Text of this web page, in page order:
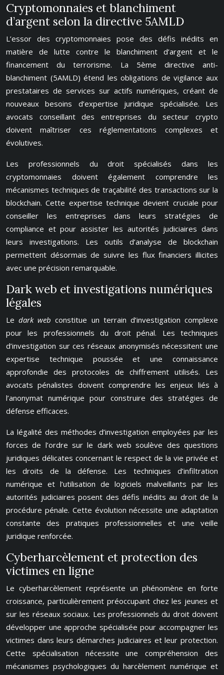
Cryptomonnaies et blanchiment
d’argent selon la directive 5AMLD
L’essor des cryptomonnaies pose des défis inédits en
matière de lutte contre le blanchiment d’argent et le
financement du terrorisme. La 5ème directive anti-
blanchiment (5AMLD) étend les obligations de vigilance aux
prestataires de services sur actifs numériques, créant de
nouveaux besoins d’expertise juridique spécialisée. Les
avocats conseillant des entreprises du secteur crypto
doivent maîtriser ces réglementations complexes et
évolutives.
Les professionnels du droit spécialisés dans les
cryptomonnaies doivent également comprendre les
mécanismes techniques de traçabilité des transactions sur la
blockchain. Cette expertise technique devient cruciale pour
conseiller les entreprises dans leurs stratégies de
compliance et pour assister les autorités judiciaires dans
leurs investigations. Les outils d’analyse de blockchain
permettent désormais de suivre les flux financiers illicites
avec une précision remarquable.
Dark web et investigations numériques
légales
Ledark web constitue un terrain d’investigation complexe
pour les professionnels du droit pénal. Les techniques
d’investigation sur ces réseaux anonymisés nécessitent une
expertise technique poussée et une connaissance
approfondie des protocoles de chiffrement utilisés. Les
avocats pénalistes doivent comprendre les enjeux liés à
l’anonymat numérique pour construire des stratégies de
défense efficaces.
La légalité des méthodes d’investigation employées par les
forces de l’ordre sur le dark web soulève des questions
juridiques délicates concernant le respect de la vie privée et
les droits de la défense. Les techniques d’infiltration
numérique et l’utilisation de logiciels malveillants par les
autorités judiciaires posent des défis inédits au droit de la
procédure pénale. Cette évolution nécessite une adaptation
constante des pratiques professionnelles et une veille
juridique renforcée.
Cyberharcèlement et protection des
victimes en ligne
Le cyberharcèlement représente un phénomène en forte
croissance, particulièrement préoccupant chez les jeunes et
sur les réseaux sociaux. Les professionnels du droit doivent
développer une approche spécialisée pour accompagner les
victimes dans leurs démarches judiciaires et leur protection.
Cette spécialisation nécessite une compréhension des
mécanismes psychologiques du harcèlement numérique et